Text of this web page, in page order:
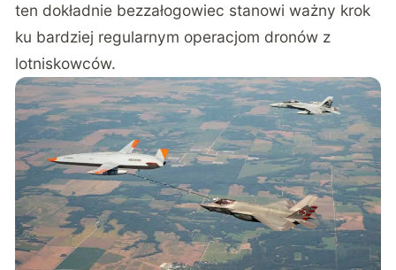
ten dokładnie bezzałogowiec stanowi ważny krok
ku bardziej regularnym operacjom dronów z
lotniskowców.